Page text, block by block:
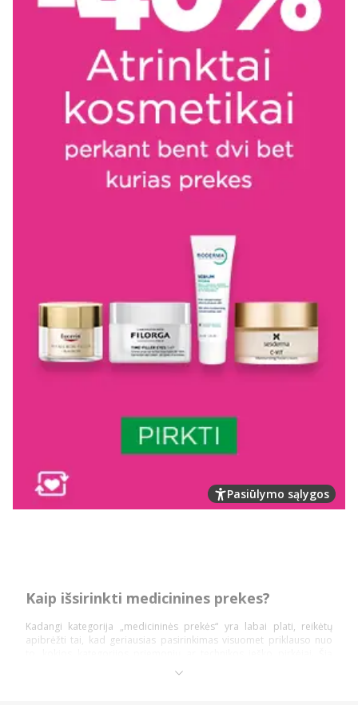
Pasiūlymo sąlygos
Kaip išsirinkti medicinines prekes?
Kadangi kategorija „medicininės prekės“ yra labai plati, reikėtų
apibrėžti tai, kad geriausias pasirinkimas visuomet priklauso nuo